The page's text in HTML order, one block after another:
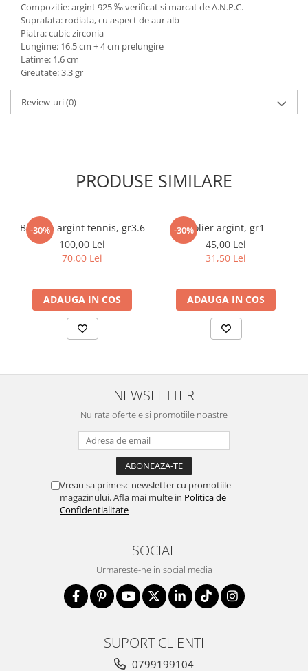
marimea 56
marimea 57
marimea 58
marimea 59
marimea 61
Compozitie: argint 925 ‰ verificat si marcat de A.N.P.C.
Suprafata: rodiata, cu aspect de aur alb
Piatra: cubic zirconia
Lungime: 16.5 cm + 4 cm prelungire
Latime: 1.6 cm
Greutate: 3.3 gr
Review-uri(0)
PRODUSE SIMILARE
-30%
Bratara argint tennis, gr3.6
100,00 Lei
70,00 Lei
ADAUGA IN COS
-30%Colier argint, gr1
45,00 Lei
31,50 Lei
ADAUGA IN COS
NEWSLETTER
Nu rata ofertele si promotiile noastre
Vreau sa primesc newsletter cu promotiile
magazinului. Afla mai multe in Politica de
Confidentialitate
SOCIAL
Urmareste-ne in social media
SUPORT CLIENTI
0799199104